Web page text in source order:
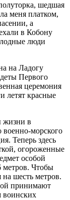
шедшая
меня платком,
а
в Кобону
люди
на Ладогу
Первого
церемония
летят красные
жизни в
военно-морского
Теперь здесь
огороженные
особой
метров. Чтобы
на шесть метров.
принимают
воинских